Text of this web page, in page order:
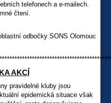
telefonech a e-mailech.
čtení.
odbočky SONS Olomouc
AKCÍ
pravidelné kluby jsou
epidemická situace však